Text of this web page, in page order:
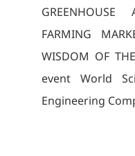
GREENHOUSE
FARMING
WISDOM OF
event World
Engineering